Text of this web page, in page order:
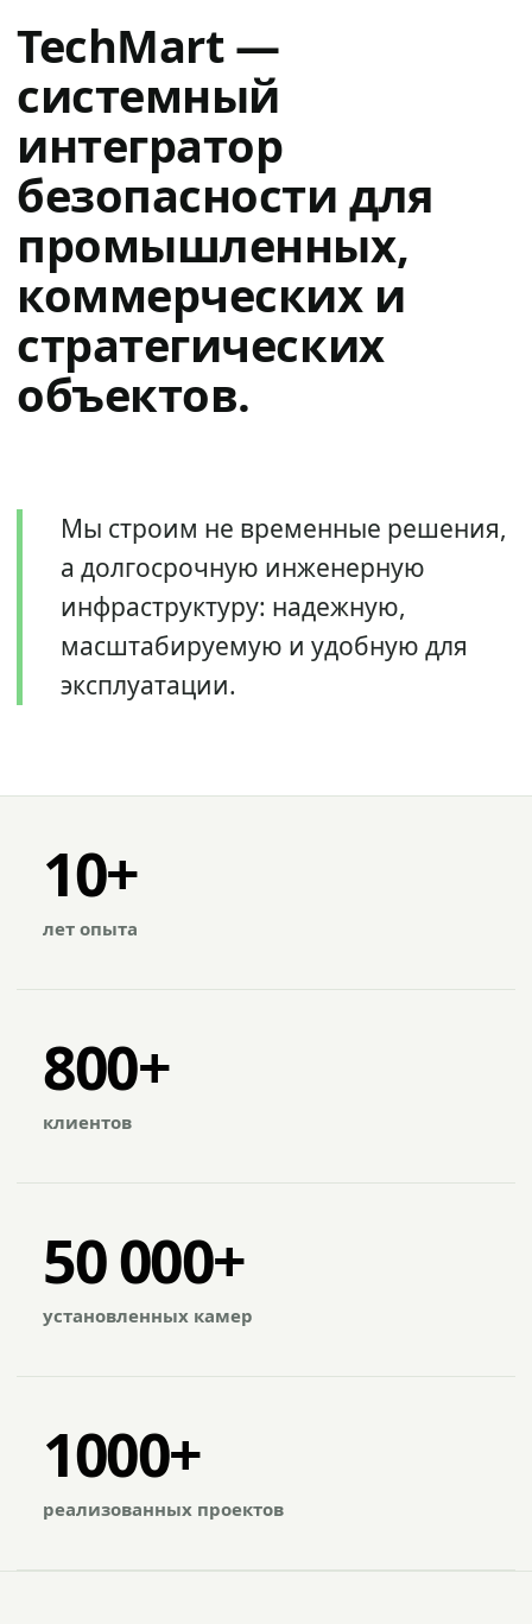
TechMart —
системный
интегратор
безопасности для
промышленных,
коммерческих и
стратегических
объектов.
Мы строим не временные решения,
а долгосрочную инженерную
инфраструктуру: надежную,
масштабируемую и удобную для
эксплуатации.
10+
лет опыта
800+
клиентов
50 000+
установленных камер
1000+
реализованных проектов